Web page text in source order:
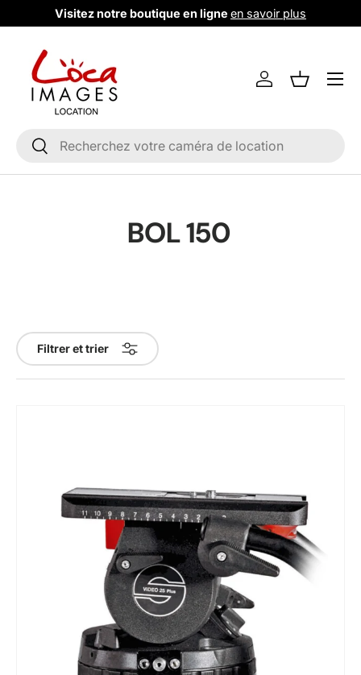
Aller au contenu
Visitez notre boutique en ligne en savoir plus
Recherche
Rechercher
Se connecter
Liste de
Menu
BOL 150
Filtrer et trier